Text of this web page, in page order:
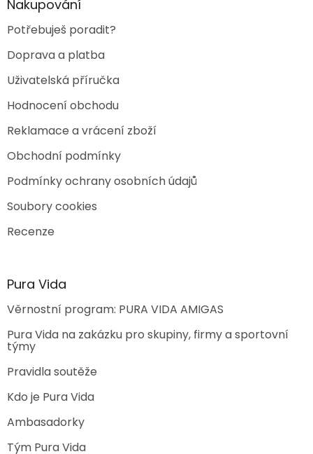
Nakupování
Potřebuješ poradit?
Doprava a platba
Uživatelská příručka
Hodnocení obchodu
Reklamace a vrácení zboží
Obchodní podmínky
Podmínky ochrany osobních údajů
Soubory cookies
Recenze
Pura Vida
Věrnostní program: PURA VIDA AMIGAS
Pura Vida na zakázku pro skupiny, firmy a sportovní
týmy
Pravidla soutěže
Kdo je Pura Vida
Ambasadorky
Tým Pura Vida